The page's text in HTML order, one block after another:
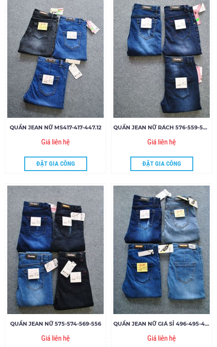
QUẦN JEAN NỮ MS417-417-447.12
Giá liên hệ
ĐẶT GIA CÔNG
QUẦN JEAN NỮ RÁCH 576-559-549.12
Giá liên hệ
ĐẶT GIA CÔNG
QUẦN JEAN NỮ 575-574-569-556
Giá liên hệ
QUẦN JEAN NỮ GIÁ SỈ 496-495-461-577
Giá liên hệ